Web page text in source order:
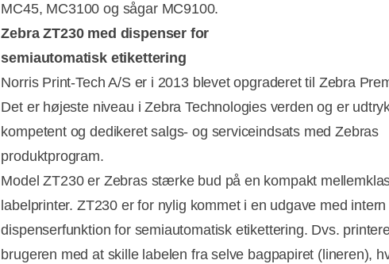
MC45, MC3100 og sågar MC9100.
Zebra ZT230 med dispenser for
semiautomatisk etikettering
Norris Print-Tech A/S er i 2013 blevet opgraderet til Zebra
Det er højeste niveau i Zebra Technologies verden og er
kompetent og dedikeret salgs- og serviceindsats med Zebras
produktprogram.
Model ZT230 er Zebras stærke bud på en kompakt
labelprinter. ZT230 er for nylig kommet i en udgave med
dispenserfunktion for semiautomatisk etikettering. Dvs.
brugeren med at skille labelen fra selve bagpapiret (lineren),